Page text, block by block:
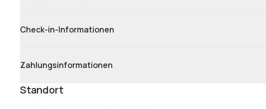
Check-in-Informationen
Zahlungsinformationen
Standort